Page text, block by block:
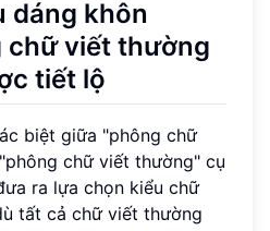
dáng khôn
chữ viết thường
tiết lộ
biệt giữa "phông chữ
chữ viết thường" cụ
ra lựa chọn kiểu chữ
tất cả chữ viết thường